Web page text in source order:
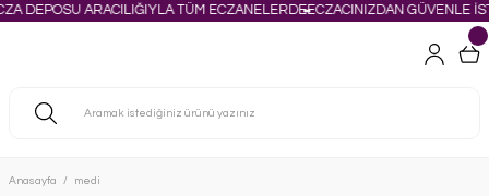
DEPOSU ARACILIĞIYLA TÜM ECZANELERDEECZACINIZDAN GÜVENLE
Anasayfa medi